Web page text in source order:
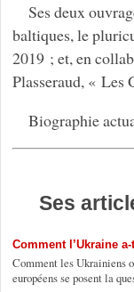
Ses deux
baltiques, le
2019 ; et, en
Plasseraud, « Les
Biographie
Ses
Comment l’Ukraine
Comment les Ukrainiens
européens se posent la